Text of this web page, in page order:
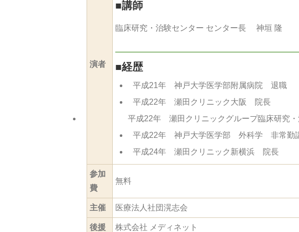
演者
■講師
臨床研究・治験センター センター長 神垣 隆
■経歴
平成21年 神戸大学医学部附属病院 退職
平成22年 瀬田クリニック大阪 院長
平成22年 瀬田クリニックグループ臨床研究
平成22年 神戸大学医学部 外科学 非常勤
平成24年 瀬田クリニック新横浜 院長
参加
費
無料
主催 医療法人社団滉志会
後援 株式会社 メディネット